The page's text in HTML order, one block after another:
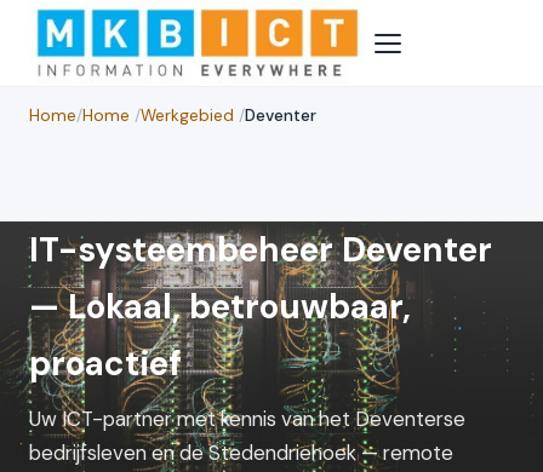
Home/Home /Werkgebied /Deventer
IT-systeembeheer Deventer
— Lokaal, betrouwbaar,
proactief
Uw ICT-partner met kennis van het Deventerse
bedrijfsleven en de Stedendriehoek — remote